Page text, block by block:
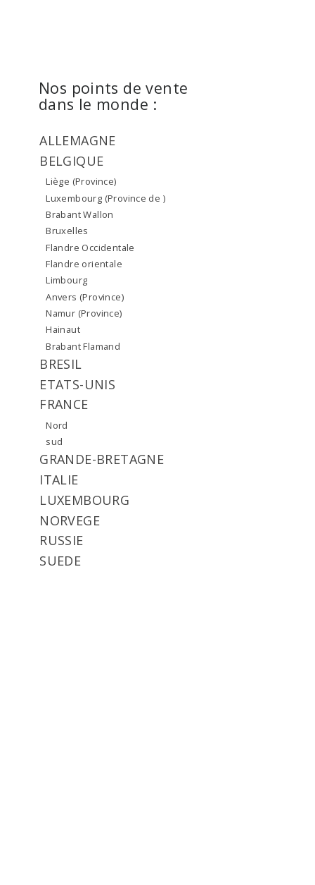
Nos points de vente
dans le monde :
ALLEMAGNE
BELGIQUE
Liège (Province)
Luxembourg (Province de )
Brabant Wallon
Bruxelles
Flandre Occidentale
Flandre orientale
Limbourg
Anvers (Province)
Namur (Province)
Hainaut
Brabant Flamand
BRESIL
ETATS-UNIS
FRANCE
Nord
sud
GRANDE-BRETAGNE
ITALIE
LUXEMBOURG
NORVEGE
RUSSIE
SUEDE